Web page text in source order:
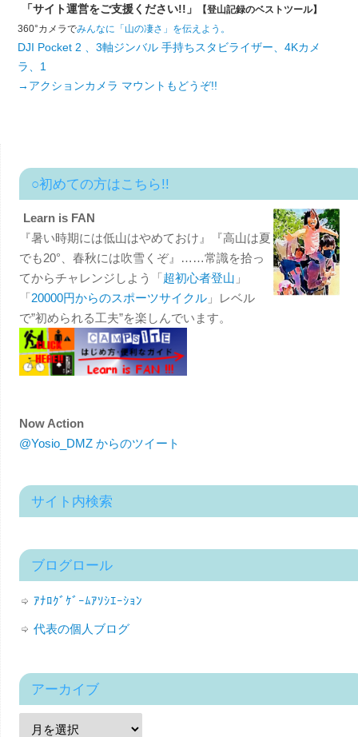
「サイト運営をご支援ください!!」
【登山記録のベストツール】
360°カメラでみんなに「山の凄さ」を伝えよう。
DJI Pocket 2 、3軸ジンバル 手持ちスタビライザー、4Kカメ
ラ、1
→アクションカメラ マウントもどうぞ!!
○初めての方はこちら!!
Learn is FAN
『暑い時期には低山はやめておけ』『高山は夏
でも20°、春秋には吹雪くぞ』……常識を拾っ
てからチャレンジしよう「超初心者登山 」
「20000円からのスポーツサイクル」レベル
で”初められる工夫”を楽しんでいます。
Now Action
@Yosio_DMZ からのツイート
サイト内検索
ブログロール
ｱﾅﾛｸﾞｹﾞｰﾑｱｿｼｴｰｼｮﾝ
代表の個人ブログ
アーカイブ